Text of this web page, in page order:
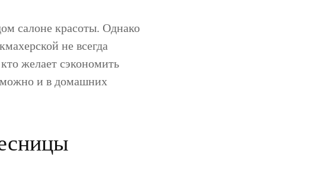
салоне красоты. Однако
не всегда
желает сэкономить
можно и в домашних